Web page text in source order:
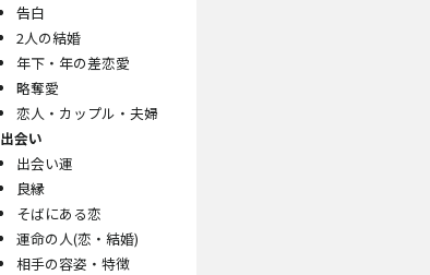
告白
2人の結婚
年下・年の差恋愛
略奪愛
恋人・カップル・夫婦
出会い
出会い運
良縁
そばにある恋
運命の人(恋・結婚)
相手の容姿・特徴